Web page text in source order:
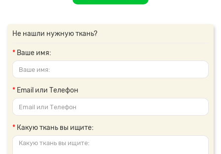
Не нашли нужную ткань?
Ваше имя:
Email или Телефон
Какую ткань вы ищите: